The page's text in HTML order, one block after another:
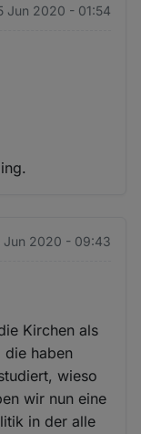
Jun 2020 - 01:54
Jun 2020 - 09:43
Kirchen als
die haben
wieso
wir nun eine
in der alle